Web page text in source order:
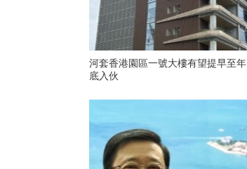
河套香港園區一號大樓有望提早至年
底入伙